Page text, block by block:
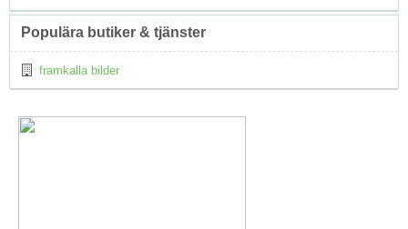
Populära butiker & tjänster
framkalla bilder